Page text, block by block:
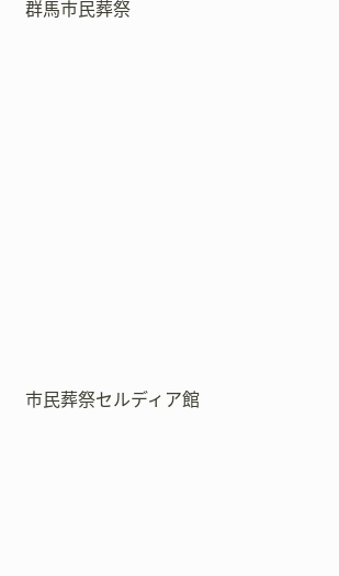
群馬市民葬祭
市民葬祭セルディア館